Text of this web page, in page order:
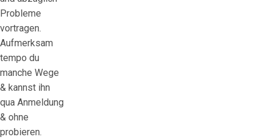
Probleme
vortragen.
Aufmerksam
tempo du
manche Wege
& kannst ihn
qua Anmeldung
& ohne
probieren.